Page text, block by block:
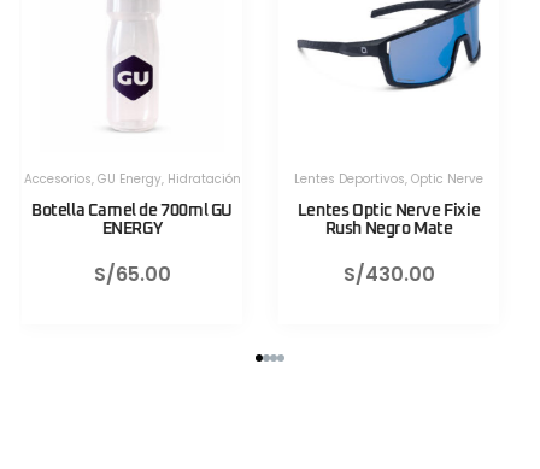
Herramientas,
Válvula CNC TLR Valve pro
S/130.00
Herramientas ,
Válvula CNC TLR Valve pro
S/130.00